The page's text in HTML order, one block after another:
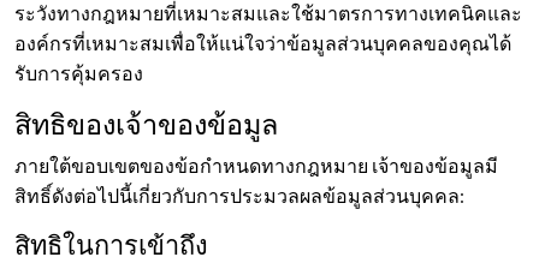
ระวังทางกฎหมายที่เหมาะสมและใช้มาตรการทางเทคนิคและ
องค์กรที่เหมาะสมเพื่อให้แน่ใจว่าข้อมูลส่วนบุคคลของคุณได้
รับการคุ้มครอง
สิทธิของเจ้าของข้อมูล
ภายใต้ขอบเขตของข้อกำหนดทางกฎหมาย เจ้าของข้อมูลมี
สิทธิ์ดังต่อไปนี้เกี่ยวกับการประมวลผลข้อมูลส่วนบุคคล:
สิทธิในการเข้าถึง